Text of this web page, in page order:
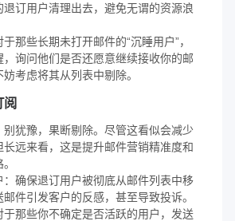
退订用户清理出去，避免无谓的资源浪
那些长期未打开邮件的“沉睡用户”，
，询问他们是否还愿意继续接收你的邮
考虑将其从列表中剔除。
阅
别犹豫，果断剔除。尽管这看似会减少
远来看，这是提升邮件营销精准度和
：确保退订用户被彻底从邮件列表中移
件引发客户的反感，甚至导致投诉。
于那些你不确定是否活跃的用户，发送